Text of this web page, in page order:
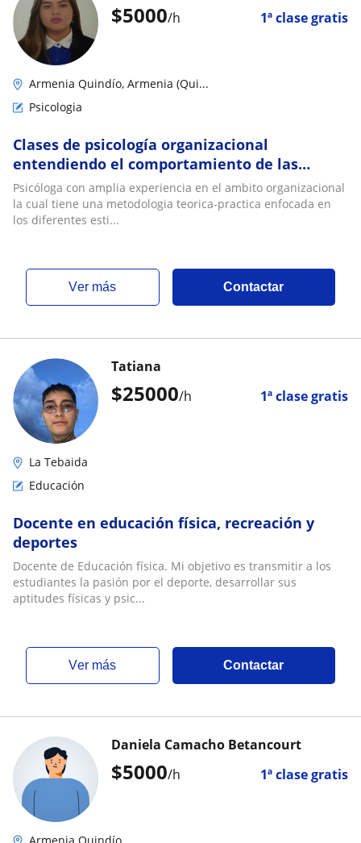
$5000/h 1ª clase gratis
Armenia Quindío, Armenia (Qui...
Psicologia
Clases de psicología organizacional
entendiendo el comportamiento de las
personas en las empresas y como mejorar su
productividad
Psicóloga con amplia experiencia en el ambito organizacional
la cual tiene una metodologia teorica-practica enfocada en
los diferentes esti...
ver más Contactar
$25000/h 1ª clase gratis
Tatiana
La Tebaida
Educación
Docente en educación física, recreación y
deportes
Docente de Educación física. Mi objetivo es transmitir a los
estudiantes la pasión por el deporte, desarrollar sus
aptitudes físicas y psic...
ver más Contactar
$5000/h 1ª clase gratis
Daniela Camacho Betancourt
Armenia Quindío